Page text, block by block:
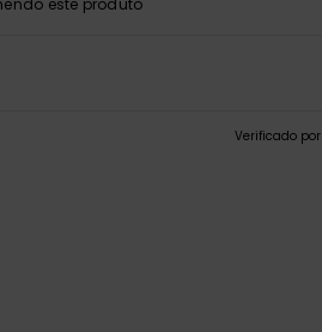
este produto
Verificado por